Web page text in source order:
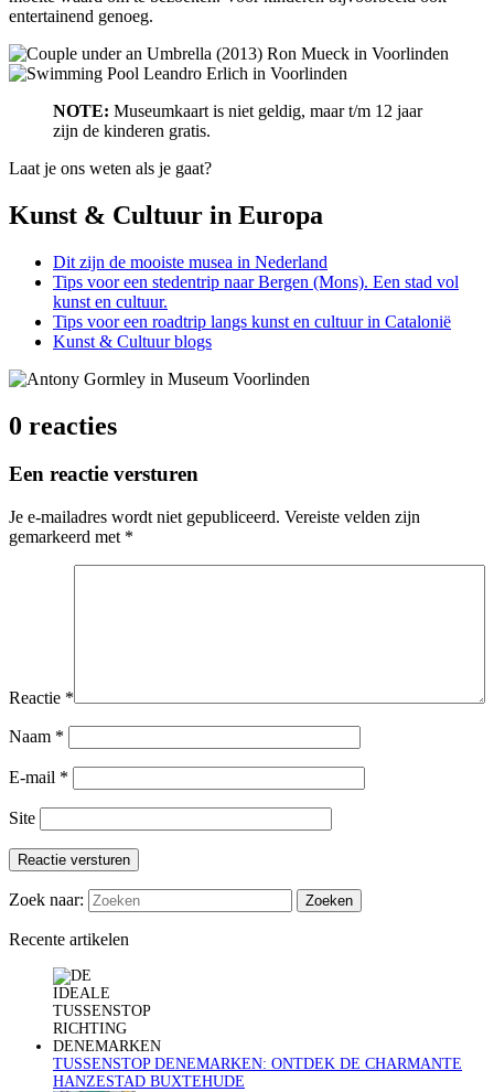
entertainend genoeg.
NOTE: Museumkaart is niet geldig, maar t/m 12 jaar
zijn de kinderen gratis.
Laat je ons weten als je gaat?
Kunst & Cultuur in Europa
Dit zijn de mooiste musea in Nederland
Tips voor een stedentrip naar Bergen (Mons). Een stad vol
kunst en cultuur.
Tips voor een roadtrip langs kunst en cultuur in Catalonië
Kunst & Cultuur blogs
0 reacties
Een reactie versturen
Je e-mailadres wordt niet gepubliceerd. Vereiste velden zijn
gemarkeerd met *
Reactie *
Naam *
E-mail *
Site
Reactie versturen
Zoek naar:
Recente artikelen
TUSSENSTOP DENEMARKEN: ONTDEK DE CHARMANTE
HANZESTAD BUXTEHUDE